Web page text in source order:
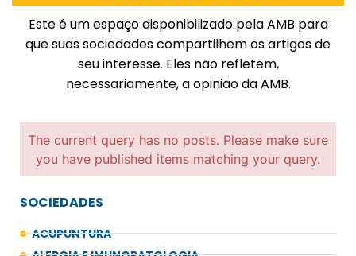
Este é um espaço disponibilizado pela AMB para
que suas sociedades compartilhem os artigos de
seu interesse. Eles não refletem,
necessariamente, a opinião da AMB.
The current query has no posts. Please make sure
you have published items matching your query.
SOCIEDADES
ACUPUNTURA